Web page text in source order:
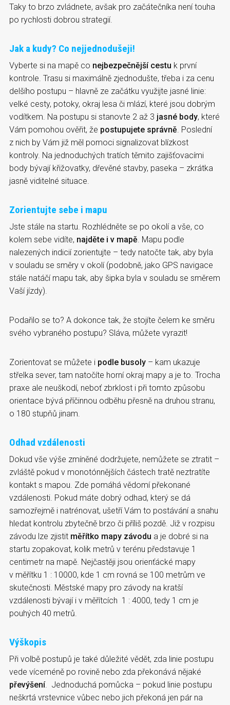
Taky to brzo zvládnete, avšak pro začátečníka není touha
po rychlosti dobrou strategií.
Jak a kudy? Co nejjednodušeji!
Vyberte si na mapě co nejbezpečnější cestu k první
kontrole. Trasu si maximálně zjednodušte, třeba i za cenu
delšího postupu – hlavně ze začátku využijte jasné linie:
velké cesty, potoky, okraj lesa či mlází, které jsou dobrým
vodítkem. Na postupu si stanovte 2 až 3 jasné body, které
Vám pomohou ověřit, že postupujete správně . Poslední
z nich by Vám již měl pomoci signalizovat blízkost
kontroly. Na jednoduchých tratích těmito zajišťovacími
body bývají křižovatky, dřevěné stavby, paseka – zkrátka
jasně viditelné situace.
Zorientujte sebe i mapu
Jste stále na startu. Rozhlédněte se po okolí a vše, co
kolem sebe vidíte, najděte i v mapě . Mapu podle
nalezených indicií zorientujte – tedy natočte tak, aby byla
v souladu se směry v okolí (podobně, jako GPS navigace
stále natáčí mapu tak, aby šipka byla v souladu se směrem
Vaší jízdy).
Podařilo se to? A dokonce tak, že stojíte čelem ke směru
svého vybraného postupu? Sláva, můžete vyrazit!
Zorientovat se můžete i podle busoly – kam ukazuje
střelka sever, tam natočíte horní okraj mapy a je to. Trocha
praxe ale neuškodí, neboť zbrklost i při tomto způsobu
orientace bývá příčinnou odběhu přesně na druhou stranu,
o 180 stupňů jinam.
Odhad vzdálenosti
Dokud vše výše zmíněné dodržujete, nemůžete se ztratit –
zvláště pokud v monotónnějších částech tratě neztratíte
kontakt s mapou. Zde pomáhá vědomí překonané
vzdálenosti. Pokud máte dobrý odhad, který se dá
samozřejmě i natrénovat, ušetří Vám to postávání a snahu
hledat kontrolu zbytečně brzo či příliš pozdě. Již v rozpisu
závodu lze zjistit měřítko mapy závodu a je dobré si na
startu zopakovat, kolik metrů v terénu představuje 1
centimetr na mapě. Nejčastěji jsou orienťácké mapy
v měřítku 1 : 10000, kde 1 cm rovná se 100 metrům ve
skutečnosti. Městské mapy pro závody na kratší
vzdálenosti bývají i v měřítcích 1 : 4000, tedy 1 cm je
pouhých 40 metrů.
Výškopis
Při volbě postupů je také důležité vědět, zda linie postupu
vede víceméně po rovině nebo zda překonává nějaké
převýšení. Jednoduchá pomůcka – pokud linie postupu
neškrtá vrstevnice vůbec nebo jich překoná jen pár na